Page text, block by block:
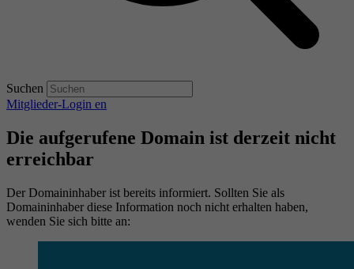
Suchen
Mitglieder-Login en
Die aufgerufene Domain ist derzeit nicht
erreichbar
Der Domaininhaber ist bereits informiert. Sollten Sie als
Domaininhaber diese Information noch nicht erhalten haben,
wenden Sie sich bitte an: